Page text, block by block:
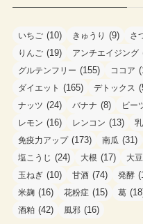
いちご (10) きゅうり (9) さ
りんご (19) アンチエイジング
グルテンフリー (155) ココア
ダイエット (165) デトックス
ナッツ (24) バナナ (8) ビー
レモン (16) レンコン (13)
免疫力アップ(173) 南瓜 (31)
塩こうじ (24) 大根 (17) 大
玉ねぎ (10) 甘酒 (74) 発酵
米麹 (16) 花粉症 (15) 葛
酒粕 (42) 風邪 (16)